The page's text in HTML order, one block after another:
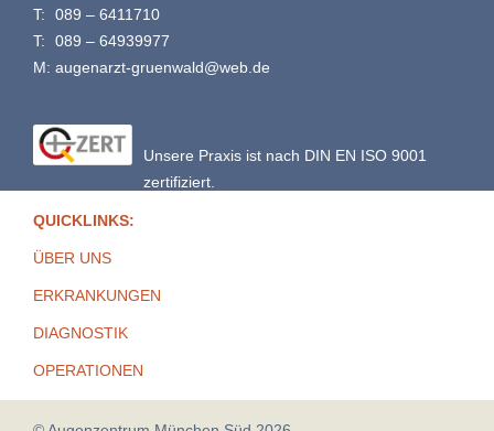
T:
089 – 6411710
T:
089 – 64939977
M: augenarzt-gruenwald@web.de
Unsere Praxis ist nach DIN EN ISO 9001
zertifiziert.
QUICKLINKS:
ÜBER UNS
ERKRANKUNGEN
DIAGNOSTIK
OPERATIONEN